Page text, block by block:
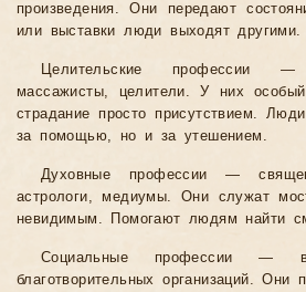
произведения. Они передают
или выставки люди выходят другими.
Целительские профессии —
массажисты, целители. У них
страдание просто присутствием.
за помощью, но и за утешением.
Духовные профессии —
астрологи, медиумы. Они служат
невидимым. Помогают людям найти
Социальные профессии —
благотворительных организаций. Они